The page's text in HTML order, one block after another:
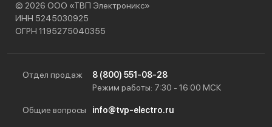
© 2026 ООО «ТВП Электроникс»
ИНН 5245030925
ОГРН 1195275040355
Отдел продаж
8 (800) 551-08-28
Режим работы: 7:30 - 16:00 МСК
Общие вопросы info@tvp-electro.ru